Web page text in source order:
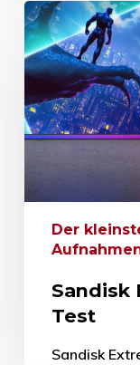
Streaming
der Loewe
30. Januar 2026
Der
Sandisk
Test
Sandisk